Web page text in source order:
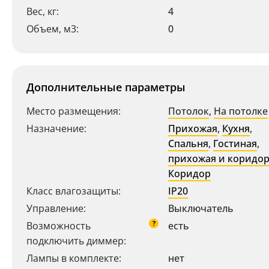
- бесплатно по России
- бесплатная доставка
Вес, кг:
4
Объем, м3:
0
Дополнительные параметры
Место размещения: Потолок, На потолке
Назначение:
Прихожая, Кухня,
Спальня, Гостиная,
прихожая и коридор
Коридор
Класс влагозащиты:
IP20
Управление:
Выключатель
Возможность
подключить диммер:
? есть
Лампы в комплекте: нет